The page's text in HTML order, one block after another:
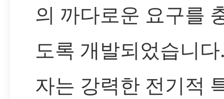
의 까다로운 요구를
도록 개발되었습니
자는 강력한 전기적